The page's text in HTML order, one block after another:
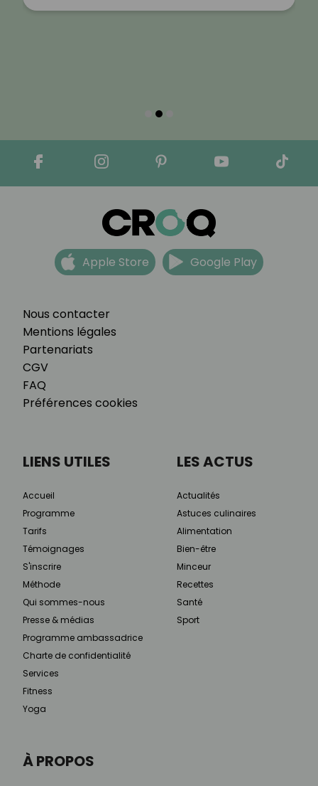
Nous contacter
Mentions légales
Partenariats
CGV
FAQ
Préférences cookies
Apple Store Google Play
À PROPOS
LIENS UTILES
Accueil
Programme
Tarifs
Témoignages
S'inscrire
Méthode
Qui sommes-nous
Presse & médias
Programme ambassadrice
Charte de confidentialité
Services
Fitness
Yoga
LES ACTUS
Actualités
Astuces culinaires
Alimentation
Bien-être
Minceur
Recettes
Santé
Sport